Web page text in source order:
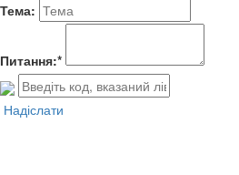
Тема:
Питання:*
Надіслати